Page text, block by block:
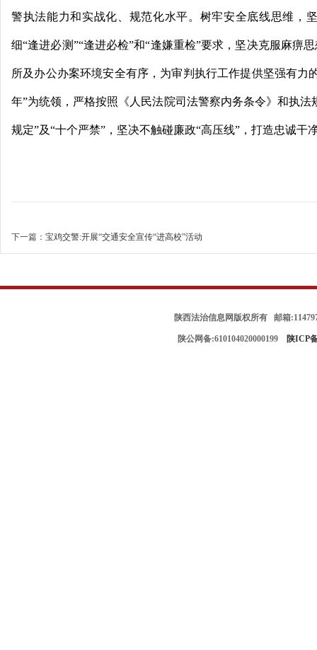
警执法能力和实战化、规范化水平。树牢安全底线思维，
细“逢进必测”“逢进必检”和“逢嫌重检”要求，坚决克服麻痹
所及办公办案环境安全有序，为审判执行工作提供坚强有
年”为统领，严格按照《人民法院司法警察内务条令》和执
规定”及“十个严禁”，坚决不触碰廉政“高压线”，打造忠诚干
下一篇： 宝鸡交警:开展“交通安全宣传“进高校”活动
陕西法治信息网版权所有 邮箱
陕公网备:610104020000199 陕ICP